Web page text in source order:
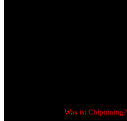
Was ist Chiptuning?